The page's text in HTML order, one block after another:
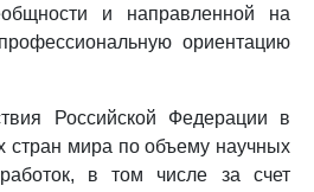
и направленной на
ориентацию
Российской Федерации в
стран мира по объему научных
в том числе за счет